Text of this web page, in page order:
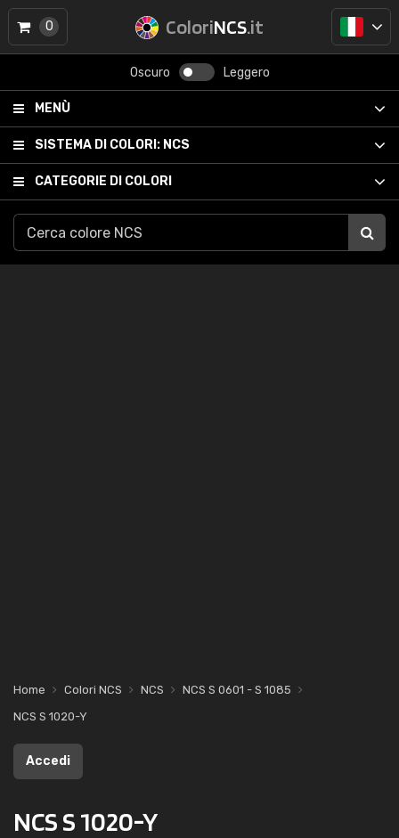
ColoriNCS.it
Oscuro Leggero
MENÙ
SISTEMA DI COLORI: NCS
CATEGORIE DI COLORI
0
Home Colori NCS NCS
NCS S 0601 - S 1085
NCS S 1020-Y
Accedi
NCS S 1020-Y